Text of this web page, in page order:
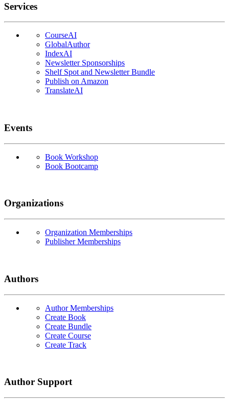
Services
CourseAI
GlobalAuthor
IndexAI
Newsletter Sponsorships
Shelf Spot and Newsletter Bundle
Publish on Amazon
TranslateAI
Events
Book Workshop
Book Bootcamp
Organizations
Organization Memberships
Publisher Memberships
Authors
Author Memberships
Create Book
Create Bundle
Create Course
Create Track
Author Support